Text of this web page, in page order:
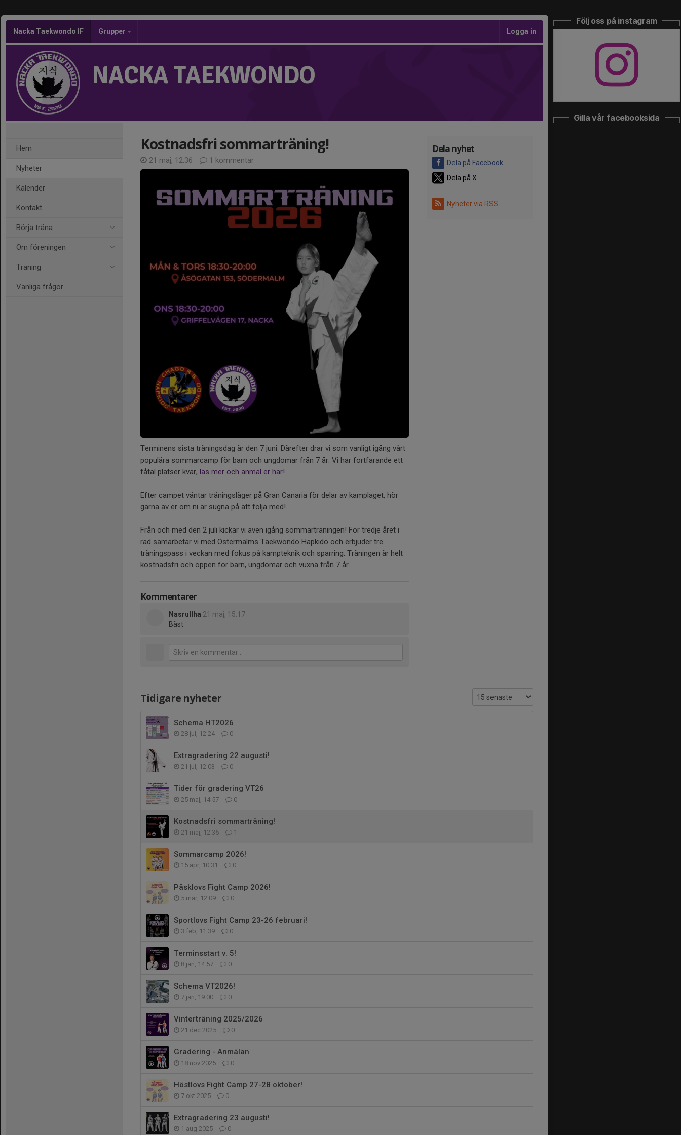
Nacka Taekwondo IF Grupper Logga in
NACKA TAEKWONDO
Hem
Nyheter
Kalender
Kontakt
Börja träna
Om föreningen
Träning
Vanliga frågor
Dela nyhet
Dela på Facebook
Dela på X
Nyheter via RSS
Kostnadsfri sommarträning!
21 maj, 12:36 1 kommentar
Terminens sista träningsdag är den 7 juni. Därefter drar vi som vanligt igång vårt
populära sommarcamp för barn och ungdomar från 7 år. Vi har fortfarande ett
fåtal platser kvar, läs mer och anmäl er här!
Efter campet väntar träningsläger på Gran Canaria för delar av kamplaget, hör
gärna av er om ni är sugna på att följa med!
Från och med den 2 juli kickar vi även igång sommarträningen! För tredje året i
rad samarbetar vi med Östermalms Taekwondo Hapkido och erbjuder tre
träningspass i veckan med fokus på kampteknik och sparring. Träningen är helt
kostnadsfri och öppen för barn, ungdomar och vuxna från 7 år.
Kommentarer
Nasrullha 21 maj, 15:17
Bäst
Tidigare nyheter
Schema HT2026
28 jul, 12:24 0
Extragradering 22 augusti!
21 jul, 12:03 0
Tider för gradering VT26
25 maj, 14:57 0
Kostnadsfri sommarträning!
21 maj, 12:36 1
Sommarcamp 2026!
15 apr, 10:31 0
Påsklovs Fight Camp 2026!
5 mar, 12:09 0
Sportlovs Fight Camp 23-26 februari!
3 feb, 11:39 0
Terminsstart v. 5!
8 jan, 14:57 0
Schema VT2026!
7 jan, 19:00 0
Vinterträning 2025/2026
21 dec 2025 0
Gradering - Anmälan
18 nov 2025 0
Höstlovs Fight Camp 27-28 oktober!
7 okt 2025 0
Extragradering 23 augusti!
1 aug 2025 0
Följ oss på instagram
Gilla vår facebooksida